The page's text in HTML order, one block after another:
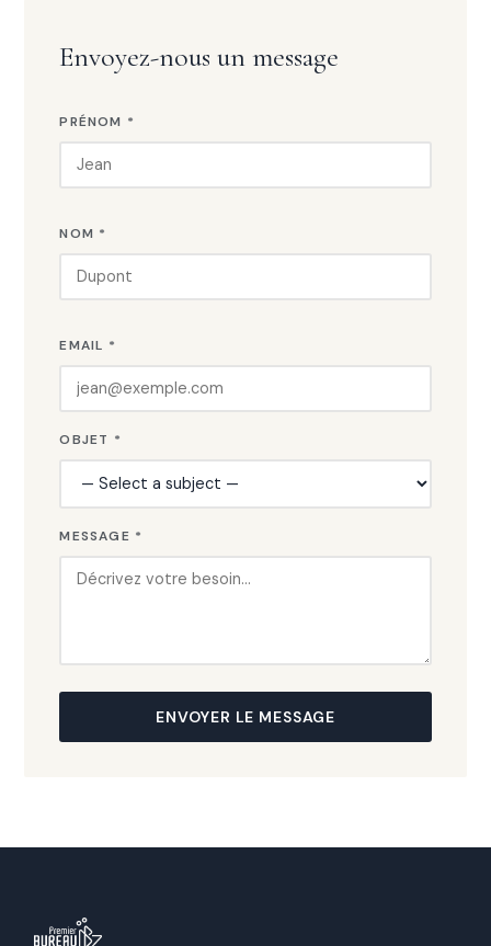
Envoyez-nous un message
PRÉNOM *
NOM *
EMAIL *
OBJET *
MESSAGE *
ENVOYER LE MESSAGE